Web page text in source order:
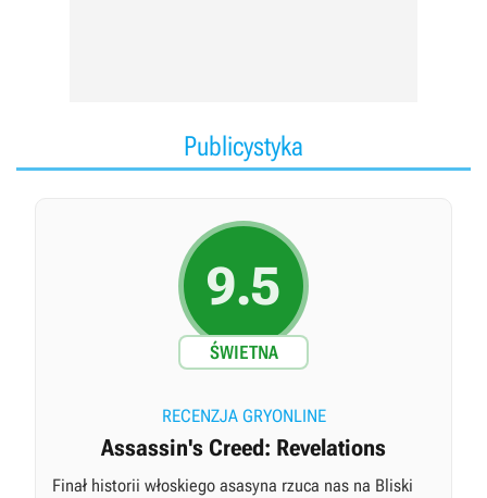
Publicystyka
9.5
ŚWIETNA
RECENZJA GRYONLINE
Assassin's Creed: Revelations
Finał historii włoskiego asasyna rzuca nas na Bliski